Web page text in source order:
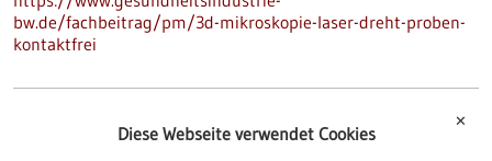
bw.de/fachbeitrag/pm/3d-mikroskopie-laser-dreht-proben-
kontaktfrei
Wie Immunzellen Alzheimer beeinflussen: T-
✕
Diese Webseite verwendet Cookies